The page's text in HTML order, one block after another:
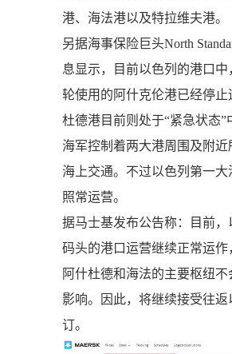
港、海法港以及特拉维夫港。
另据海事保险巨头North
息显示，目前以色列的港口中
轮使用的阿什克伦港已经停止
杜德港目前则处于“紧急状态”
海军控制着两大港周围及附近
海上交通。不过以色列第一大
照常运营。
据马士基发布公告称：目前，
码头的港口运营继续正常运作
阿什杜德和海法的主要枢纽不
影响。因此，将继续接受往返
订。